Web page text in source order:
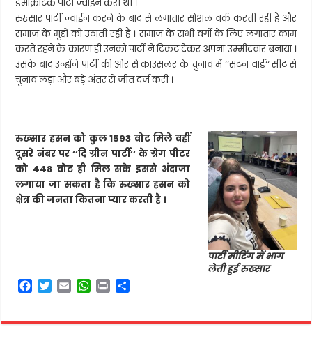
डेमोक्रेटिक पार्टी ज्वाईन करी थी ।
रुख्सार पार्टी ज्वाईन करने के बाद से लगातार सोशल वर्क करती रहीं हैं और
समाज के मुद्दों को उठाती रहीं है । समाज के सभी वर्गो के लिए लगातार काम
करते रहने के कारण ही उनको पार्टी ने टिकट देकर अपना उम्मीदवार बनाया ।
उसके बाद उन्होंने पार्टी की ओर से काउंसलर के चुनाव में ‘‘सटन वार्ड‘‘ सीट से
चुनाव लड़ा और बड़े अंतर से जीत दर्ज करी ।
पार्टी मीटिंग में भाग
लेती हुई रुख्सार
रुख्सार हसन को कुल 1593 वोट मिले वहीं
दूसरे नंबर पर ‘‘दि ग्रीन पार्टी‘‘ के ग्रेग पीटर
को 448 वोट ही मिल सके इससे अंदाजा
लगाया जा सकता है कि रुख्सार हसन को
क्षेत्र की जनता कितना प्यार करती है ।
F
e
T
t
E
i
W
t
P
n
r